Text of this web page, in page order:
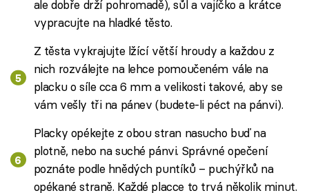
ale dobře drží pohromadě), sůl a vajíčko a krátce
vypracujte na hladké těsto.
Z těsta vykrajujte lžící větší hroudy a každou z
nich rozválejte na lehce pomoučeném vále na
placku o síle cca 6 mm a velikosti takové, aby se
vám vešly tři na pánev (budete-li péct na pánvi).
Placky opékejte z obou stran nasucho buď na
plotně, nebo na suché pánvi. Správné opečení
poznáte podle hnědých puntíků – puchýřků na
opékané straně. Každé placce to trvá několik minut.